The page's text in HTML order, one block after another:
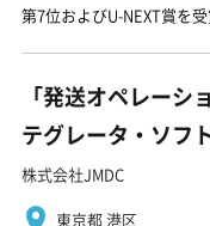
第7位およびU-NEXT賞を受
「発送オペレー
テグレータ・ソフ
株式会社JMDC
東京都 港区